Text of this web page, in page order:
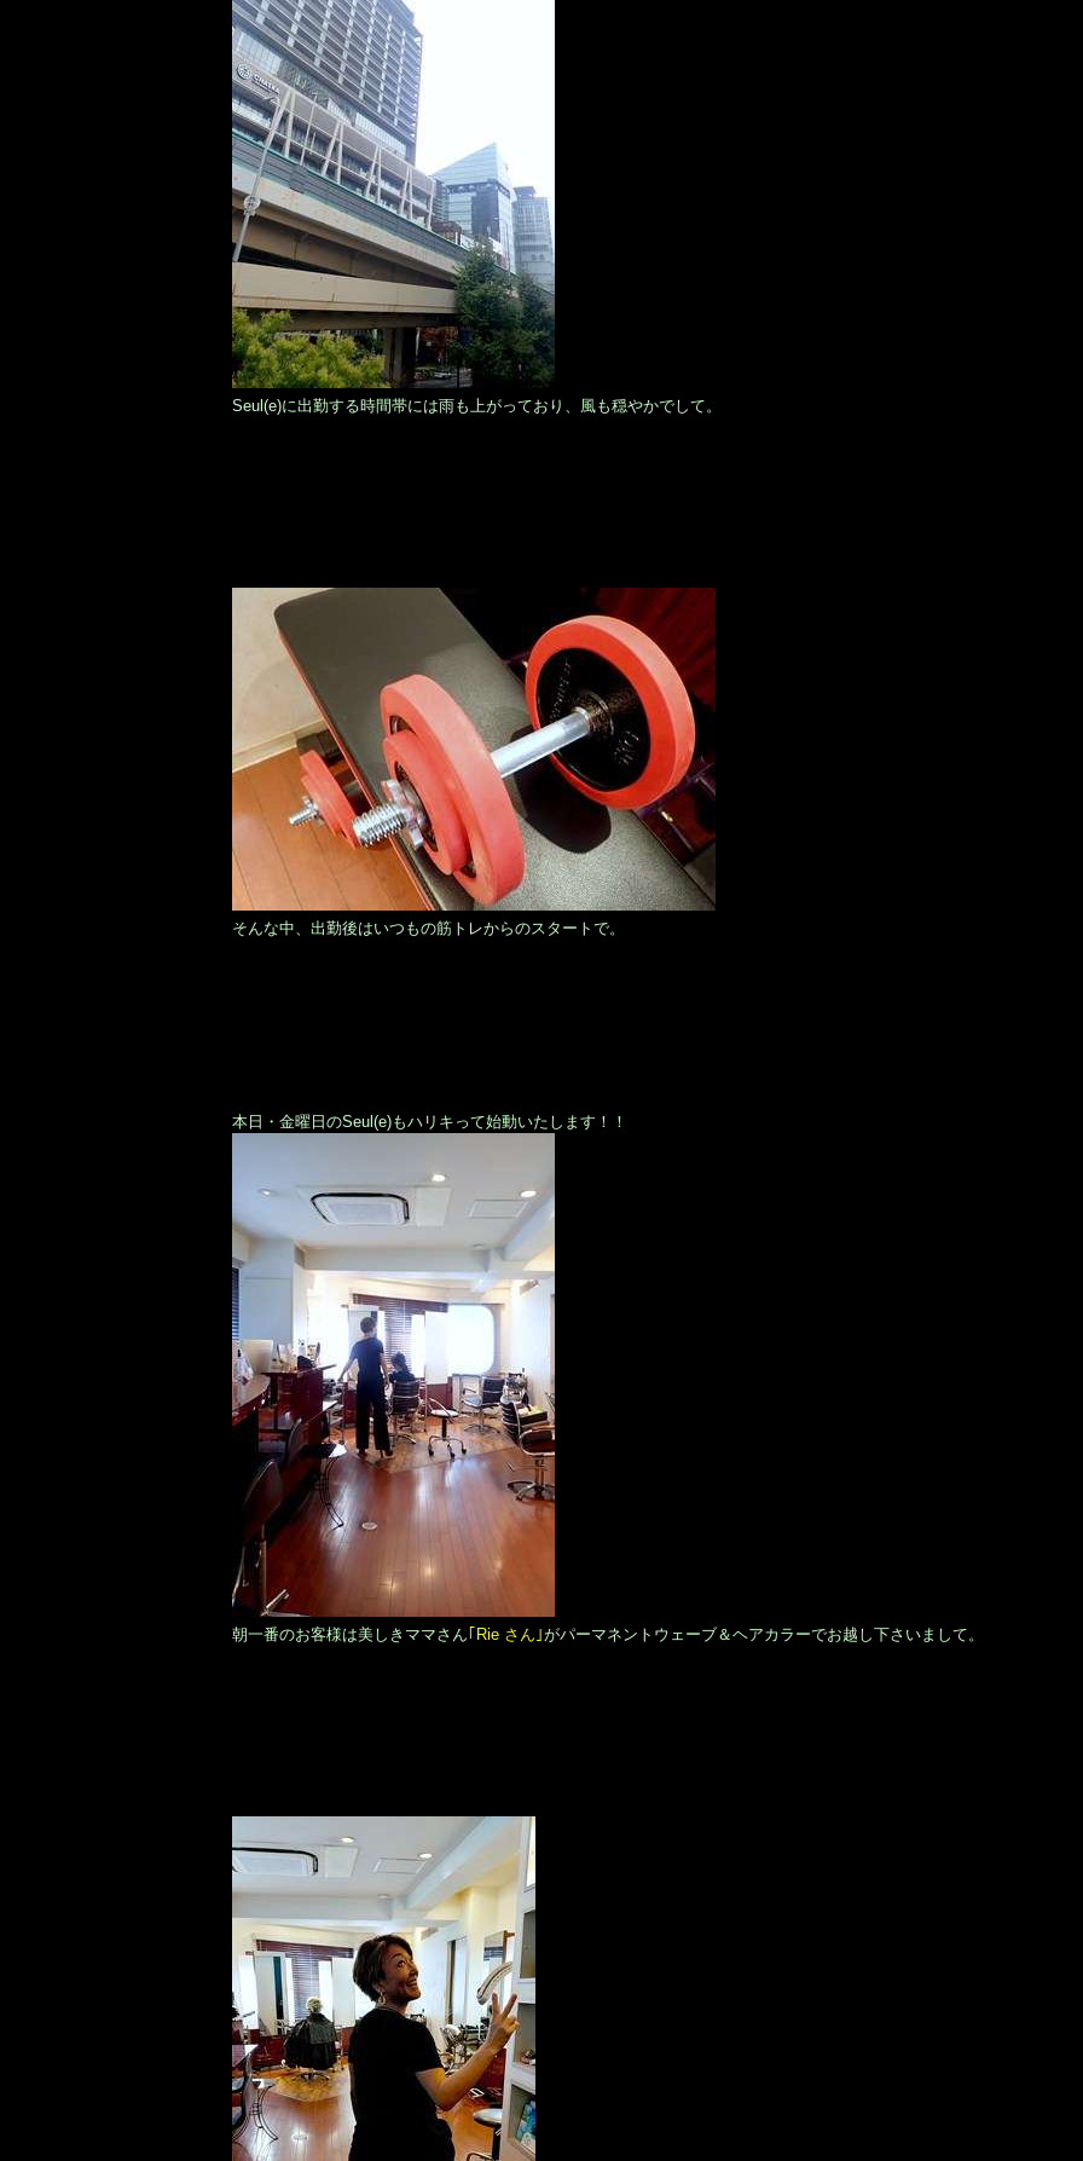
Seul(e)に出勤する時間帯には雨も上がっており、風も穏やかでして。
そんな中、出勤後はいつもの筋トレからのスタートで。
本日・金曜日のSeul(e)もハリキって始動いたします！！
朝一番のお客様は美しきママさん ｢Rie さん｣がパーマネントウェーブ＆ヘアカラーでお越し下さいまして。